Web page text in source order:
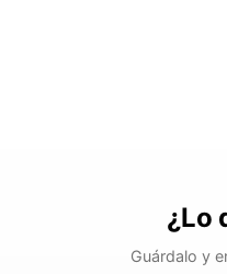
¿Lo
Guárdalo y